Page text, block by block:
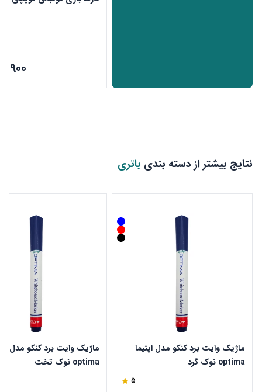
نتایج بیشتر از دسته بندی باتری
ماژیک وایت برد کنکو مدل اپتیما
optima نوک گرد
5
ماژیک وایت برد کنکو مدل
optima نوک تخت